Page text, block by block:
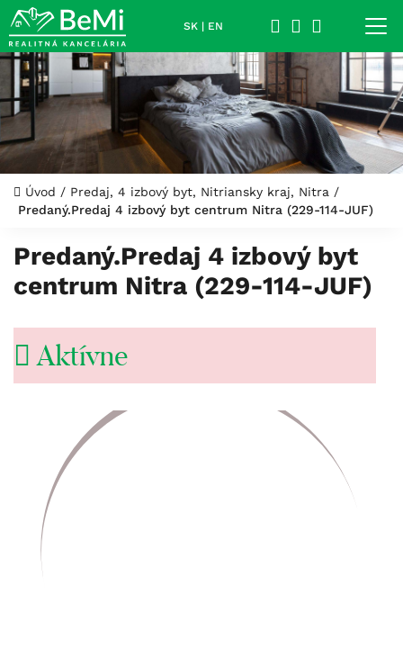
SK | EN
Úvod / Predaj, 4 izbový byt, Nitriansky kraj, Nitra /
Predaný.Predaj 4 izbový byt centrum Nitra (229-114-JUF)
Predaný.Predaj 4 izbový byt
centrum Nitra (229-114-JUF)
Aktívne